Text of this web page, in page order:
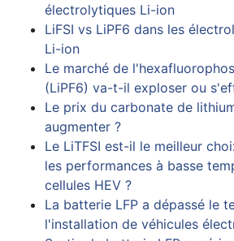
électrolytiques Li-ion
LiFSI vs LiPF6 dans les
Li-ion
Le marché de
(LiPF6) va-t-il exploser ou
Le prix du carbonate de
augmenter ?
Le LiTFSI est-il le meilleur
les performances à basse
cellules HEV ?
La batterie LFP a dépassé le
l'installation de véhicules